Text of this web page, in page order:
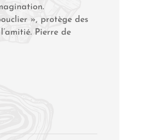
», protège des
Pierre de